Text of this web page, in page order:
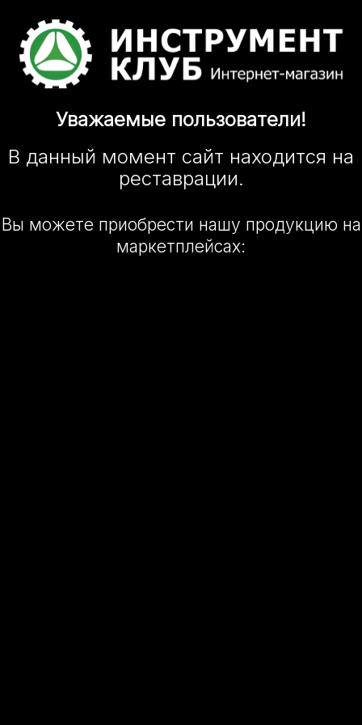
Уважаемые пользователи!
В данный момент сайт находится на
реставрации.
Вы можете приобрести нашу продукцию на
маркетплейсах: